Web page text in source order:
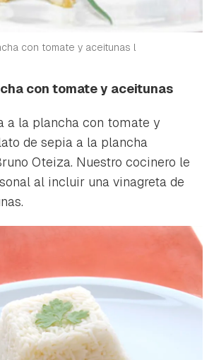
con tomate y aceitunas l
con tomate y aceitunas
a la plancha con tomate y
de sepia a la plancha
Oteiza. Nuestro cocinero le
al incluir una vinagreta de